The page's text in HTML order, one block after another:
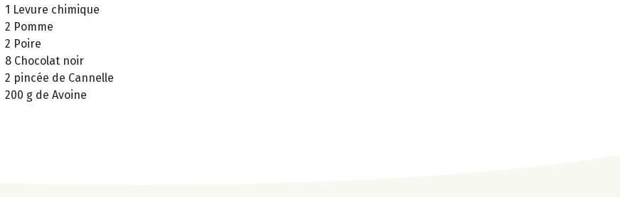
1 Levure chimique
2 Pomme
2 Poire
8 Chocolat noir
2 pincée de Cannelle
200 g de Avoine